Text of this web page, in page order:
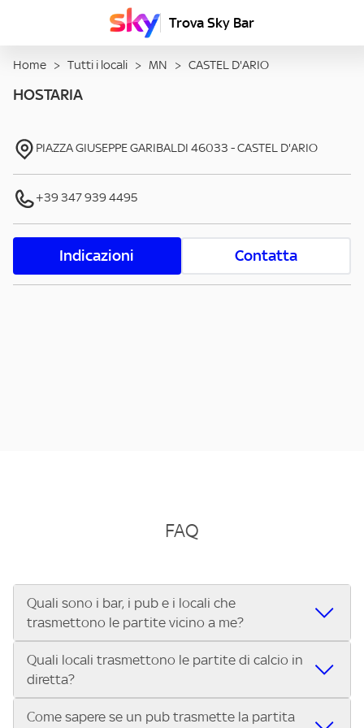
Trova Sky Bar
Home > Tutti i locali > MN > CASTEL D'ARIO
HOSTARIA
PIAZZA GIUSEPPE GARIBALDI 46033 -CASTEL D'ARIO
+39 347 939 4495
Indicazioni Contatta
FAQ
Quali sono i bar, i pub e i locali che
trasmettono le partite vicino a me?
Se cerchi un bar, pub, ristorante o locale vicino a te per
vedere le partite di Serie A ENILIVE, la Serie C Sky Wifi, la
UEFA Champions League, la UEFA Europa League, la UEFA
Conference League, il Tennis, la Formula 1®, la MotoGP™ e
Quali locali trasmettono le partite di calcio in
diretta?
Vuoi sapere quali bar, pub o ristoranti mostrano le partite
Come sapere se un pub trasmette la partita